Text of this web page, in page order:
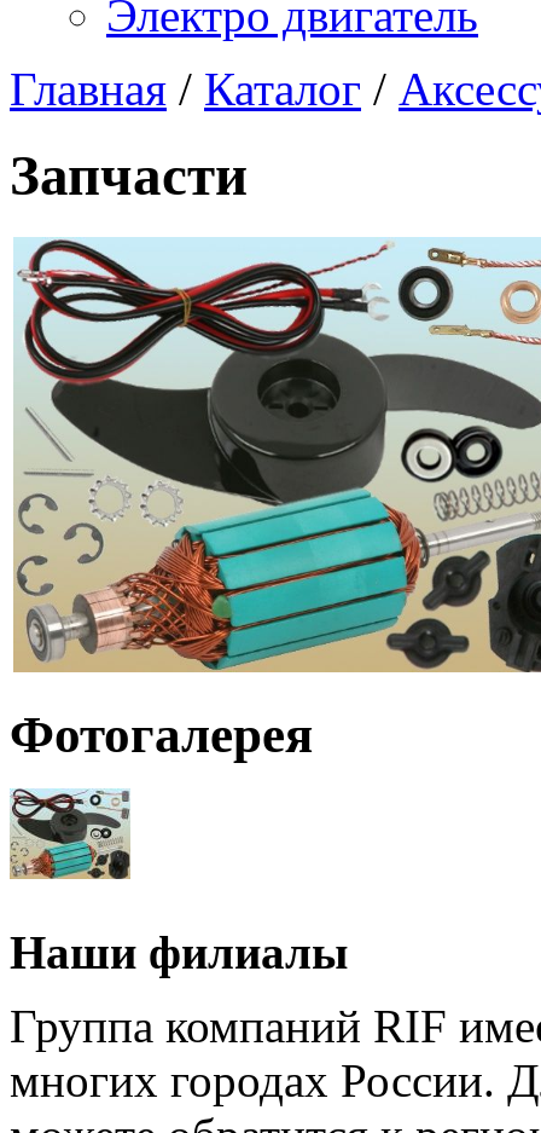
Электро двигатель
Главная / Каталог /
Запчасти
Фотогалерея
Наши филиалы
Группа компаний RIF
многих городах России.